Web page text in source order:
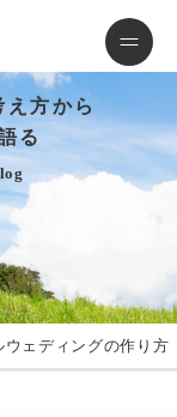
方から
る
ウェディングの作り方